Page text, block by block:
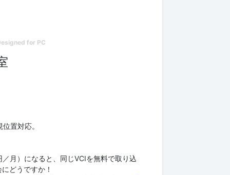
置対応。
月）になると、同じVCIを無料で取り込
どうですか！